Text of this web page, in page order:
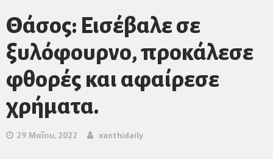
Θάσος: Εισέβαλε σε
ξυλόφουρνο, προκάλεσε
φθορές και αφαίρεσε
χρήματα.
29 Μαΐου, 2022 xanthidaily